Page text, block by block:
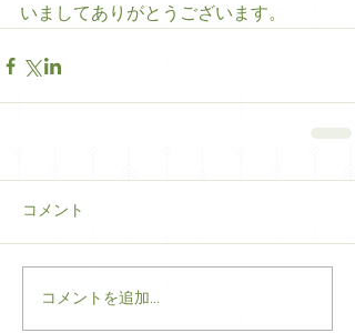
いましてありがとうございます。
コメント
コメントを追加…